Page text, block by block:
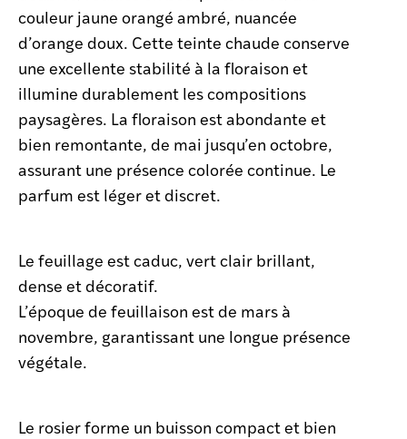
couleur jaune orangé ambré, nuancée
d’orange doux. Cette teinte chaude conserve
une excellente stabilité à la floraison et
illumine durablement les compositions
paysagères. La floraison est abondante et
bien remontante, de mai jusqu’en octobre,
assurant une présence colorée continue. Le
parfum est léger et discret.
Le feuillage est caduc, vert clair brillant,
dense et décoratif.
L’époque de feuillaison est de mars à
novembre, garantissant une longue présence
végétale.
Le rosier forme un buisson compact et bien